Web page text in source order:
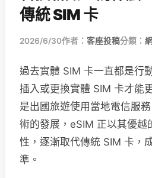
傳統 SIM 卡
2026/6/30作者： 客座投稿分類：
過去實體 SIM 卡一直都是行
插入或更換實體 SIM 卡才能
是出國旅遊使用當地電信服
術的發展，eSIM 正以其優越
性，逐漸取代傳統 SIM 卡，
準。